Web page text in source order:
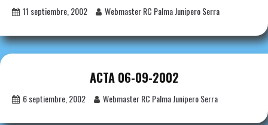
11 septiembre, 2002 Webmaster RC Palma Junipero Serra
ACTA 06-09-2002
6 septiembre, 2002 Webmaster RC Palma Junipero Serra